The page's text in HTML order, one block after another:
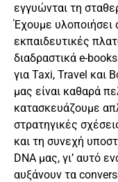
εγγυώνται τη
Έχουμε υλοποιήσει
εκπαιδευτικές
διαδραστικά e-
για Taxi, Travel και
μας είναι καθαρά
κατασκευάζουμε
στρατηγικές
και τη συνεχή
DNA μας, γι’ αυτό
αυξάνουν τα